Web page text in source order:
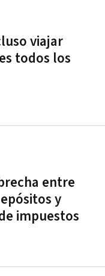
viajar
todos los
entre
y
impuestos